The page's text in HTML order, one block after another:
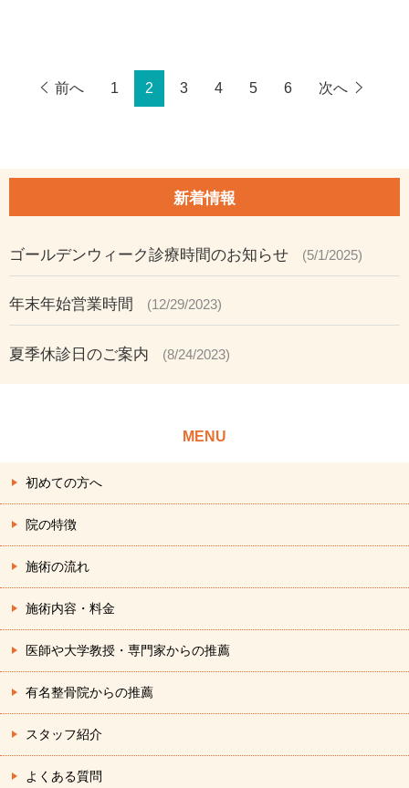
前へ 1 2 3 4 5 6 次へ
新着情報
ゴールデンウィーク診療時間のお知らせ (5/1/2025)
年末年始営業時間 (12/29/2023)
夏季休診日のご案内 (8/24/2023)
MENU
初めての方へ
院の特徴
施術の流れ
施術内容・料金
医師や大学教授・専門家からの推薦
有名整骨院からの推薦
スタッフ紹介
よくある質問